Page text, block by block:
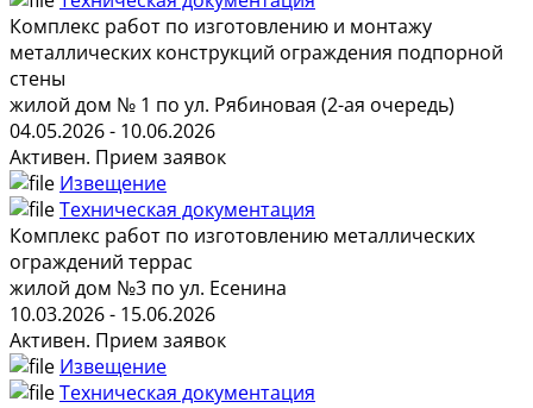
Комплекс работ по изготовлению и монтажу
металлических конструкций ограждения подпорной
стены
жилой дом № 1 по ул. Рябиновая (2-ая очередь)
04.05.2026 - 10.06.2026
Активен. Прием заявок
Извещение
Техническая документация
Комплекс работ по изготовлению металлических
ограждений террас
жилой дом №3 по ул. Есенина
10.03.2026 - 15.06.2026
Активен. Прием заявок
Извещение
Техническая документация